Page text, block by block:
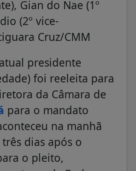
Gian do Nae (1º
(2º vice-
Cruz/CMM
presidente
foi reeleita para
da Câmara de
para o mandato
na manhã
dias após o
o pleito,